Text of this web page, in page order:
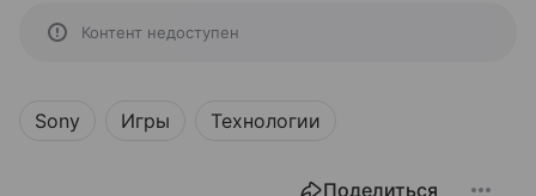
Контент недоступен
Sony Игры Технологии
Поделиться